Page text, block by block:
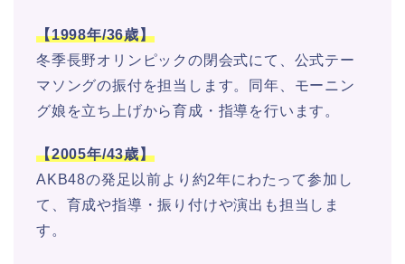
【1998年/36歳】
冬季長野オリンピックの閉会式にて、公式テー
マソングの振付を担当します。同年、モーニン
グ娘を立ち上げから育成・指導を行います。
【2005年/43歳】
AKB48の発足以前より約2年にわたって参加し
て、育成や指導・振り付けや演出も担当しま
す。